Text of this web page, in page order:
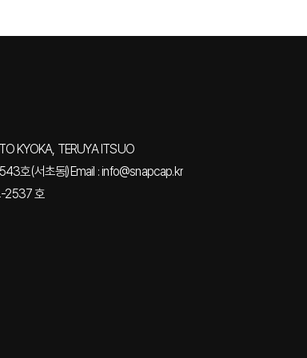
KYOKA, TERUYA ITSUO
호(서초동) Email : info@snapcap.kr
2537 호